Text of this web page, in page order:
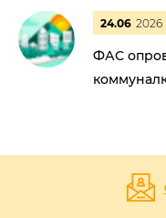
24.06 2026
ФАС